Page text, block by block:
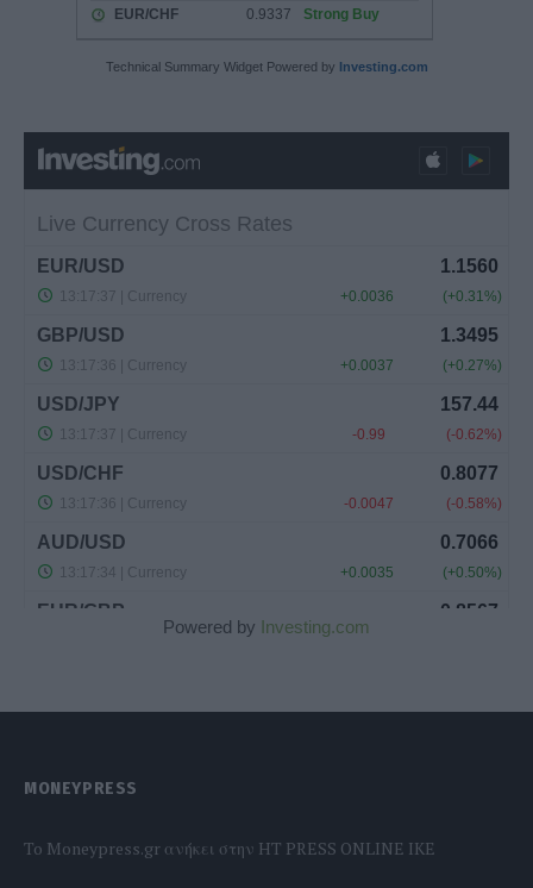
Technical Summary Widget Powered by Investing.com
Powered by Investing.com
MONEYPRESS
To Moneypress.gr ανήκει στην HT PRESS ONLINE IKE